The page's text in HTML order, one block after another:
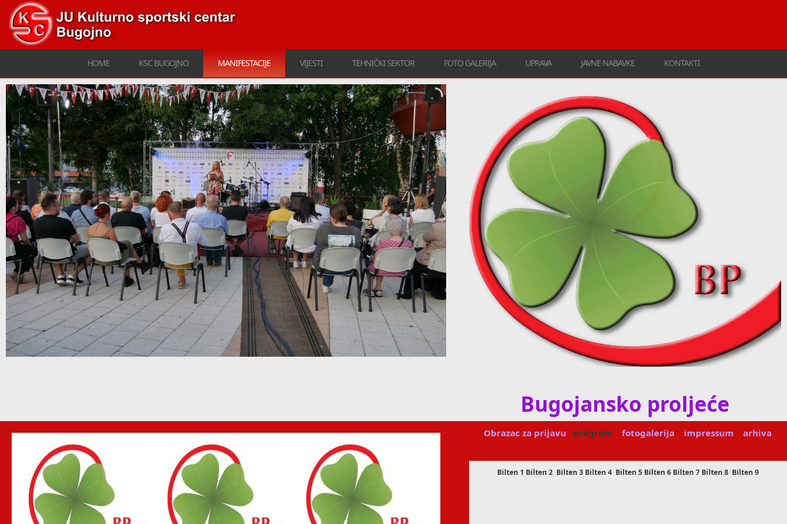
HOME KSC BUGOJNO MANIFESTACIJE VIJESTI TEHNIČKI SEKTOR FOTO GALERIJA UPRAVA JAVNE NABAVKE KONTAKTI
Bugojansko proljeće
Obrazac za prijavu program fotogalerija impressum arhiva
Bilten 1 Bilten 2 Bilten 3 Bilten 4 Bilten 5 Bilten 6 Bilten 7 Bilten 8 Bilten 9